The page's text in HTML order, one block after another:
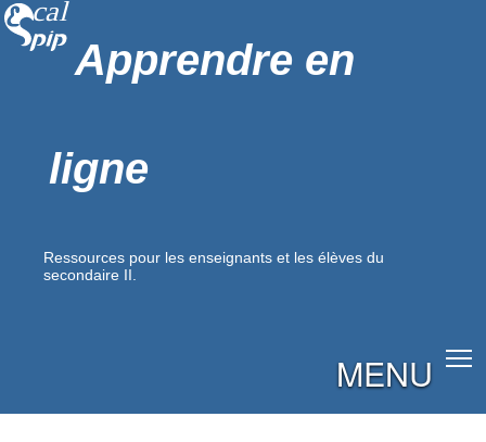
Apprendre en
ligne
Ressources pour les enseignants et les élèves du
secondaire II.
MENU